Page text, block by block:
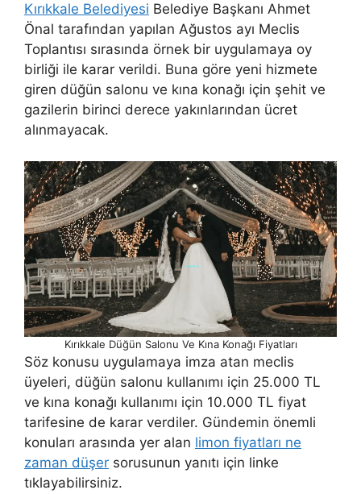
Kırıkkale Belediyesi Belediye Başkanı Ahmet
Önal tarafından yapılan Ağustos ayı Meclis
Toplantısı sırasında örnek bir uygulamaya oy
birliği ile karar verildi. Buna göre yeni hizmete
giren düğün salonu ve kına konağı için şehit ve
gazilerin birinci derece yakınlarından ücret
alınmayacak.
Kırıkkale Düğün Salonu Ve Kına Konağı Fiyatları
Söz konusu uygulamaya imza atan meclis
üyeleri, düğün salonu kullanımı için 25.000 TL
ve kına konağı kullanımı için 10.000 TL fiyat
tarifesine de karar verdiler. Gündemin önemli
konuları arasında yer alan limon fiyatları ne
zaman düşer sorusunun yanıtı için linke
tıklayabilirsiniz.